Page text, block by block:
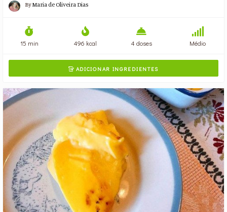
ByMaria de Oliveira Dias
15 min 496 kcal 4 doses Médio
ADICIONAR INGREDIENTES